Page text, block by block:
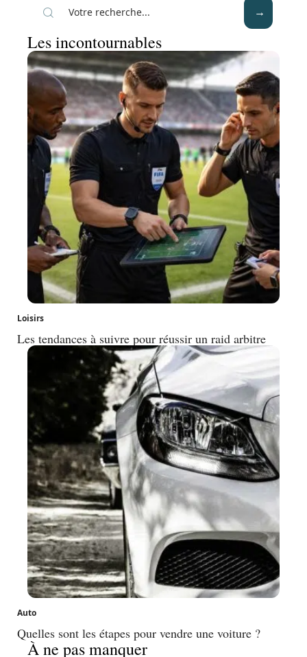
Les incontournables
Loisirs
Les tendances à suivre pour réussir un raid arbitre
Auto
Quelles sont les étapes pour vendre une voiture ?
À ne pas manquer